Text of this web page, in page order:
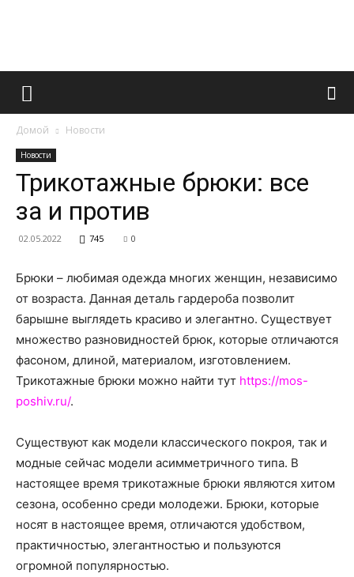
Французский
все
о
Домой Новости
Новости
Трикотажные брюки: все
за и против
02.05.2022 745 0
Брюки – любимая одежда многих женщин, независимо
от возраста. Данная деталь гардероба позволит
барышне выглядеть красиво и элегантно. Существует
множество разновидностей брюк, которые отличаются
фасоном, длиной, материалом, изготовлением.
Трикотажные брюки можно найти тут https://mos-
poshiv.ru/.
Существуют как модели классического покроя, так и
модные сейчас модели асимметричного типа. В
настоящее время трикотажные брюки являются хитом
сезона, особенно среди молодежи. Брюки, которые
носят в настоящее время, отличаются удобством,
практичностью, элегантностью и пользуются
огромной популярностью.